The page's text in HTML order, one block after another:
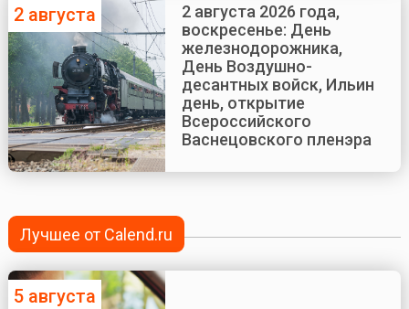
2 августа
2 августа 2026 года,
воскресенье: День
железнодорожника,
День Воздушно-
десантных войск, Ильин
день, открытие
Всероссийского
Васнецовского пленэра
Лучшее от Calend.ru
5 августа